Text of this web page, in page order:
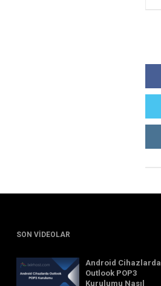
SON VIDEOLAR
Android Cihazlarda
Outlook POP3
Kurulumu Nasıl